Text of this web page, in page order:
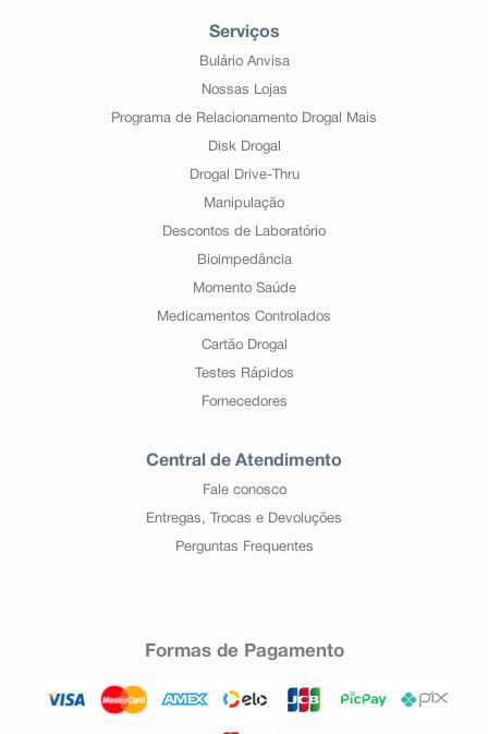
Serviços
Bulário Anvisa
Nossas Lojas
Programa de Relacionamento Drogal Mais
Disk Drogal
Drogal Drive-Thru
Manipulação
Descontos de Laboratório
Bioimpedância
Momento Saúde
Medicamentos Controlados
Cartão Drogal
Testes Rápidos
Fornecedores
Central de Atendimento
Fale conosco
Entregas, Trocas e Devoluções
Perguntas Frequentes
Formas de Pagamento